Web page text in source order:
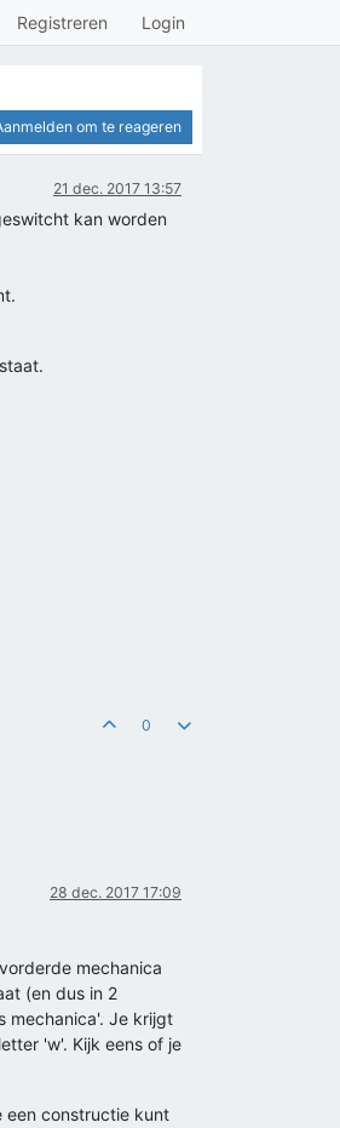
Registreren Login
om te reageren
21 dec. 2017 13:57
kan worden
0
28 dec. 2017 17:09
mechanica
(en dus in 2
mechanica'. Je krijgt
'w'. Kijk eens of je
een constructie kunt